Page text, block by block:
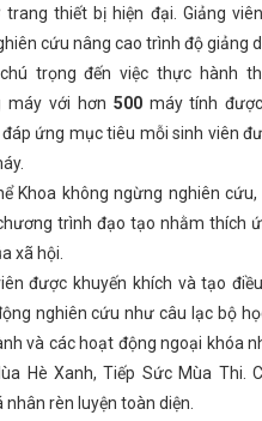
thiết bị hiện đại. Giảng
cứu nâng cao trình độ giảng
trọng đến việc thực hành
máy với hơn 500máy tính
ứng mục tiêu mỗi sinh viên
Khoa không ngừng nghiên
trình đạo tạo nhằm thích
xã hội.
được khuyến khích và tạo
nghiên cứu như câu lạc bộ
và các hoạt động ngoại khóa
Hè Xanh, Tiếp Sức Mùa Thi.
nhân rèn luyện toàn diện.